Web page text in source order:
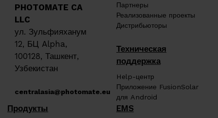
PHOTOMATE CA
LLC
ул. Зульфияханум
12, БЦ Alpha,
100128, Ташкент,
Узбекистан
centralasia@photomate.eu
Партнеры
Реализованные проекты
Дистрибьюторы
Техническая
поддержка
Help-центр
Приложение FusionSolar
для Android
Продукты EMS